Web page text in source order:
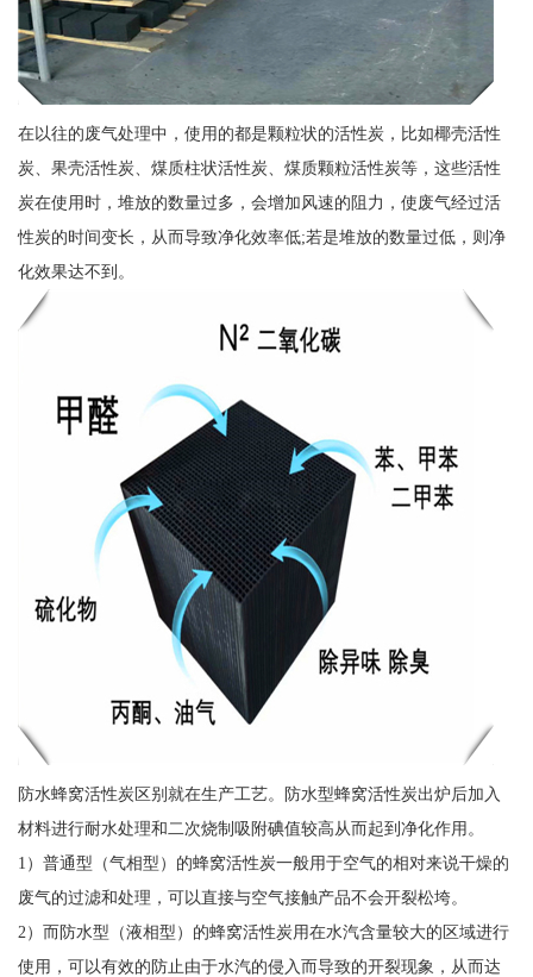
在以往的废气处理中，使用的都是颗粒状的活性炭，比如椰壳活性
炭、果壳活性炭、煤质柱状活性炭、煤质颗粒活性炭等，这些活性
炭在使用时，堆放的数量过多，会增加风速的阻力，使废气经过活
性炭的时间变长，从而导致净化效率低;若是堆放的数量过低，则净
化效果达不到。
防水蜂窝活性炭区别就在生产工艺。防水型蜂窝活性炭出炉后加入
材料进行耐水处理和二次烧制吸附碘值较高从而起到净化作用。
1）普通型（气相型）的蜂窝活性炭一般用于空气的相对来说干燥的
废气的过滤和处理，可以直接与空气接触产品不会开裂松垮。
2）而防水型（液相型）的蜂窝活性炭用在水汽含量较大的区域进行
使用，可以有效的防止由于水汽的侵入而导致的开裂现象，从而达